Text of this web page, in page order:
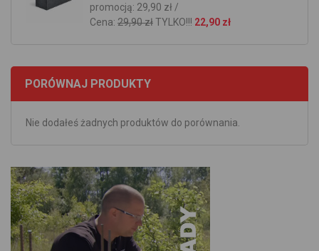
promocją: 29,90 zł /
Cena: 29,90 złTYLKO!!! 22,90 zł
PORÓWNAJ PRODUKTY
Nie dodałeś żadnych produktów do porównania.